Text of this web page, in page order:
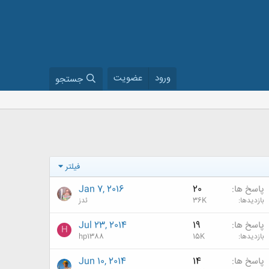
ورود عضویت جستجو
فیلتر
پاسخ ها 20
بازدیدها 36K
Jan 7, 2016
ئدز
پاسخ ها 19
بازدیدها 15K
Jul 23, 2014
hp1388
H
پاسخ ها 14
Jun 10, 2014